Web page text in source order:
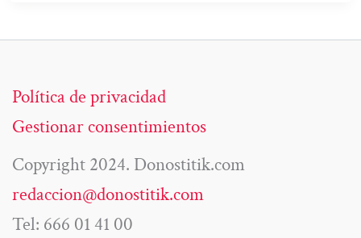
Política de privacidad
Gestionar consentimientos
Copyright 2024. Donostitik.com
redaccion@donostitik.com
Tel: 666 01 41 00